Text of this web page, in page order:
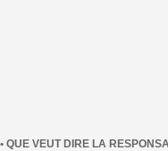
• QUE VEUT DIRE LA